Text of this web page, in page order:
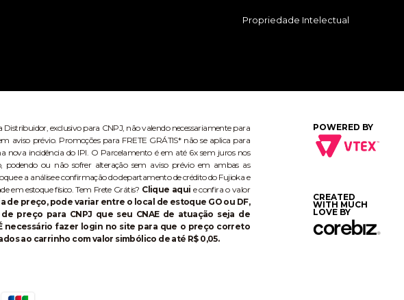
Propriedade Intelectual
exclusivo para CNPJ, não valendo necessariamente para
aviso prévio. Promoções para FRETE GRÁTIS* não se aplica para
incidência do IPI. O Parcelamento é em até 6x sem juros nos
ou não sofrer alteração sem aviso prévio em ambas as
e a análise e confirmação do departamento de crédito do Fujioka e
em estoque físico. Tem Frete Grátis? Clique aqui e confira o valor
de preço, pode variar entre o local de estoque GO ou DF,
preço para CNPJ que seu CNAE de atuação seja de
necessário fazer login no site para que o preço correto
ao carrinho com valor simbólico de até R$ 0,05.
POWERED BY
CREATED
WITH MUCH
LOVE BY